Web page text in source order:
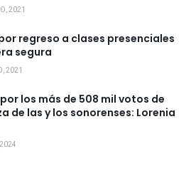
2021
regreso a clases presenciales
segura
2021
los más de 508 mil votos de
de las y los sonorenses: Lorenia